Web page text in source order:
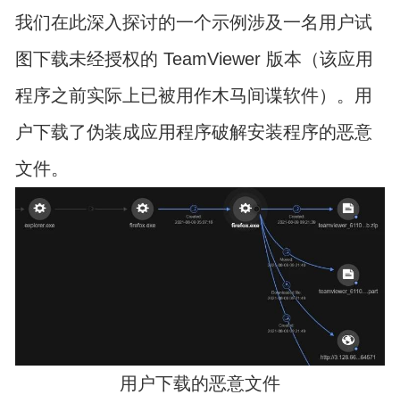
我们在此深入探讨的一个示例涉及一名用户试
图下载未经授权的 TeamViewer 版本（该应用
程序之前实际上已被用作木马间谍软件）。用
户下载了伪装成应用程序破解安装程序的恶意
文件。
用户下载的恶意文件